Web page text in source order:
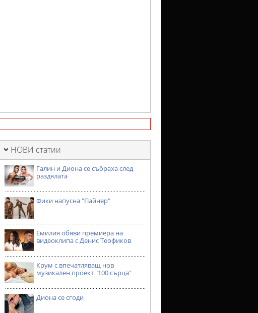
НОВИ статии
Галин и Диона се събраха след
раздялата
Фики напусна "Пайнер"
Емилия обяви премиера на
видеоклипа с Денис Теофиков
Крум с впечатляващ нов
музикален проект "100 сърца"
Диона се сгоди